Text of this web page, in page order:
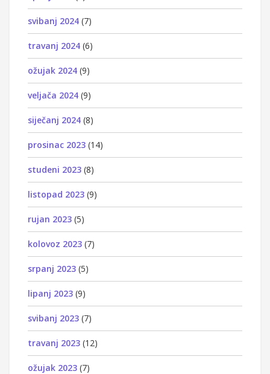
svibanj 2024 (7)
travanj 2024 (6)
ožujak 2024 (9)
veljača 2024 (9)
siječanj 2024 (8)
prosinac 2023 (14)
studeni 2023 (8)
listopad 2023 (9)
rujan 2023 (5)
kolovoz 2023 (7)
srpanj 2023 (5)
lipanj 2023 (9)
svibanj 2023 (7)
travanj 2023 (12)
ožujak 2023 (7)